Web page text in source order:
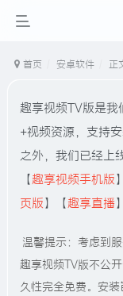
首页 安卓软件 正
趣享视频TV版是
+视频资源，支持
之外，我们已经上
【趣享视频手机版
页版】【趣享直播
温馨提示：考虑到
趣享视频TV版不公
久性完全免费。安